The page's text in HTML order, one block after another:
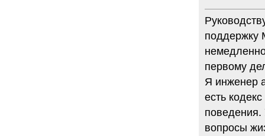
поддержку
первому
Я инженер
есть
поведения.
вопросы